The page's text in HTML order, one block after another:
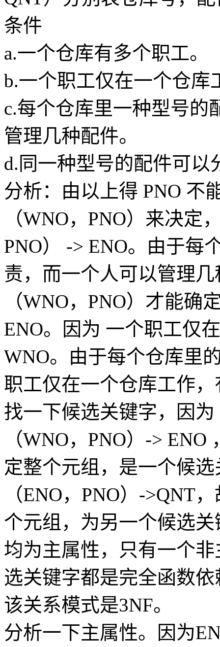
条件
a.一个仓库有多个职工。
b.一个职工仅在一个仓库
c.每个仓库里一种型号的
管理几种配件。
d.同一种型号的配件可以
分析：由以上得 PNO 不
（WNO，PNO）来决定
PNO） -> ENO。由于每
责，而一个人可以管理
（WNO，PNO）才能确
ENO。因为 一个职工仅
WNO。由于每个仓库里
职工仅在一个仓库工作
找一下候选关键字，因
（WNO，PNO）->
定整个元组，是一个候
（ENO，PNO）->QNT
个元组，为另一个候选
均为主属性，只有一个
选关键字都是完全函数
该关系模式是3NF。
分析一下主属性。因为